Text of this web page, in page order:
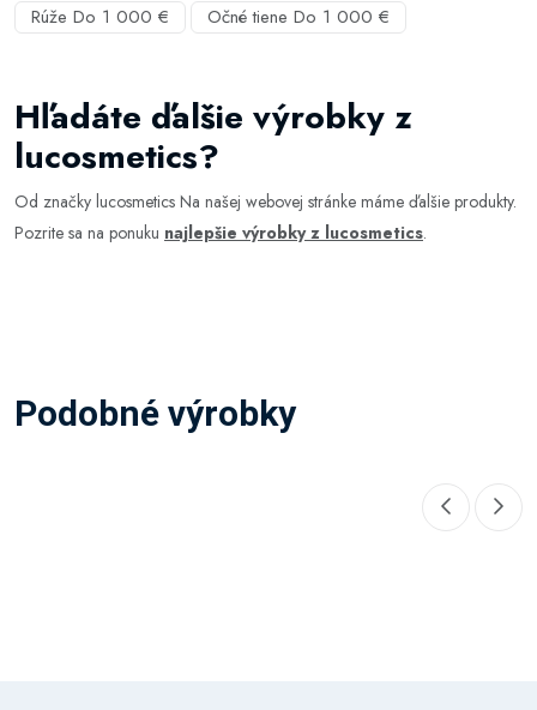
Rúže Do 1 000 €
Očné tiene Do 1 000 €
Hľadáte ďalšie výrobky z
lucosmetics?
Od značky lucosmetics Na našej webovej stránke máme ďalšie produkty.
Pozrite sa na ponuku najlepšie výrobky z lucosmetics.
Podobné výrobky